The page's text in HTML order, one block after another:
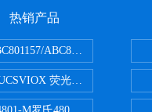
热销产品
ABC801506ABC常规
荧光定量封板膜